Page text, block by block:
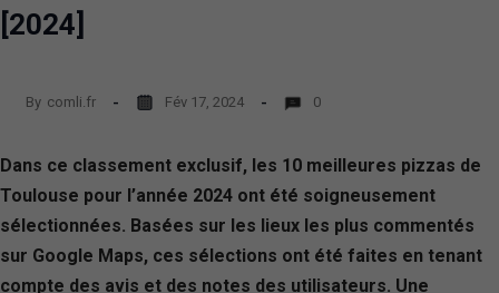
[2024]
By comli.fr Fév 17, 2024 0
Dans ce classement exclusif, les 10 meilleures pizzas de
Toulouse pour l’année 2024 ont été soigneusement
sélectionnées. Basées sur les lieux les plus commentés
sur Google Maps, ces sélections ont été faites en tenant
compte des avis et des notes des utilisateurs. Une